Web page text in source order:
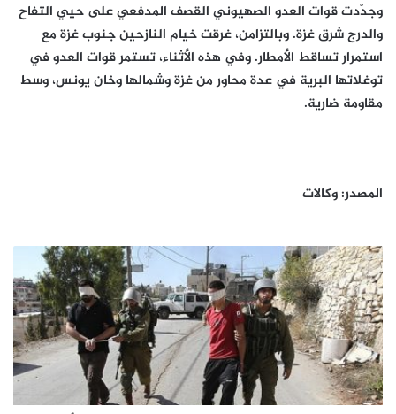
وجدّدت قوات العدو الصهيوني القصف المدفعي على حيي التفاح
والدرج شرق غزة. وبالتزامن، غرقت خيام النازحين جنوب غزة مع
استمرار تساقط الأمطار. وفي هذه الأثناء، تستمر قوات العدو في
توغلاتها البرية في عدة محاور من غزة وشمالها وخان يونس، وسط
مقاومة ضارية.
المصدر: وكالات